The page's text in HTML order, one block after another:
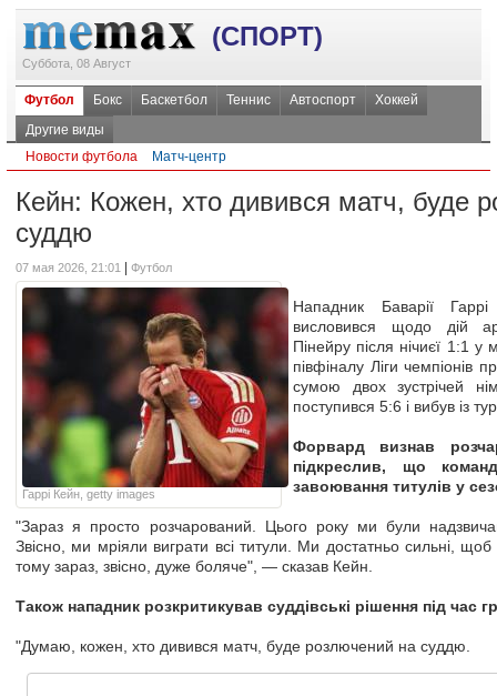
(СПОРТ)
Суббота, 08 Август
Футбол Бокс Баскетбол Теннис Автоспорт
Хоккей
Другие виды
Новости футбола
Матч-центр
Кейн: Кожен, хто дивився матч, буде
суддю
07 мая 2026, 21:01 Футбол
Гаррі Кейн, getty images
Нападник Баварії
висловився щодо дій
Пінейру після нічиєї 1:1 у
півфіналу Ліги чемпіонів
сумою двох зустрічей
поступився 5:6 і вибув із
Форвард визнав
підкреслив, що
завоювання титулів у
"Зараз я просто розчарований. Цього року ми були
Звісно, ми мріяли виграти всі титули. Ми достатньо сильні,
тому зараз, звісно, дуже боляче", — сказав Кейн.
Також нападник розкритикував суддівські рішення під час
"Думаю, кожен, хто дивився матч, буде розлючений на суддю.